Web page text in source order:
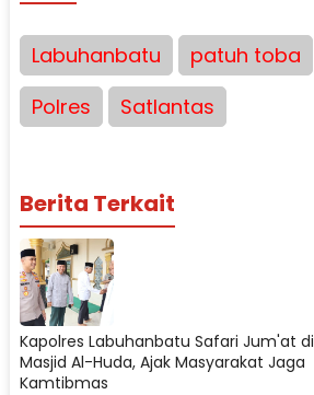
Labuhanbatu
patuh toba
Polres
Satlantas
Berita Terkait
Kapolres Labuhanbatu Safari Jum'at di
Masjid Al-Huda, Ajak Masyarakat Jaga
Kamtibmas